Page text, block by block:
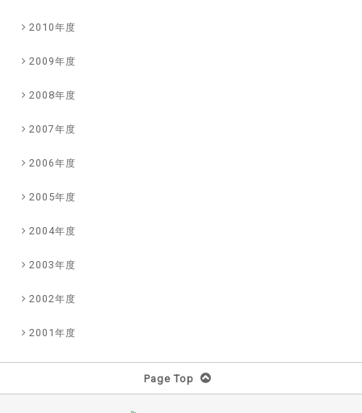
2010年度
2009年度
2008年度
2007年度
2006年度
2005年度
2004年度
2003年度
2002年度
2001年度
Page Top